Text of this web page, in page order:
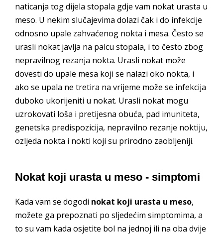
naticanja tog dijela stopala gdje vam nokat urasta u
meso. U nekim slučajevima dolazi čak i do infekcije
odnosno upale zahvaćenog nokta i mesa. Često se
urasli nokat javlja na palcu stopala, i to često zbog
nepravilnog rezanja nokta. Urasli nokat može
dovesti do upale mesa koji se nalazi oko nokta, i
ako se upala ne tretira na vrijeme može se infekcija
duboko ukorijeniti u nokat. Urasli nokat mogu
uzrokovati loša i pretijesna obuća, pad imuniteta,
genetska predispozicija, nepravilno rezanje noktiju,
ozljeda nokta i nokti koji su prirodno zaobljeniji.
Nokat koji urasta u meso - simptomi
Kada vam se dogodi nokat koji urasta u meso,
možete ga prepoznati po sljedećim simptomima, a
to su vam kada osjetite bol na jednoj ili na oba dvije